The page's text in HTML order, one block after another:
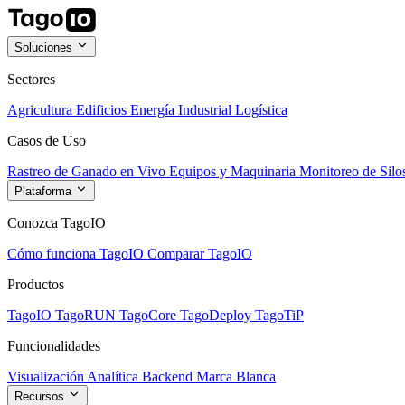
Soluciones
Sectores
Agricultura Edificios Energía Industrial Logística
Casos de Uso
Rastreo de Ganado en Vivo Equipos y Maquinaria Monitoreo de
Plataforma
Conozca TagoIO
Cómo funciona TagoIO Comparar TagoIO
Productos
TagoIO TagoRUN TagoCore TagoDeploy TagoTiP
Funcionalidades
Visualización Analítica Backend Marca Blanca
Recursos